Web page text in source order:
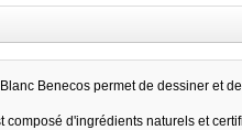
Benecos permet de dessiner et
composé d'ingrédients naturels et